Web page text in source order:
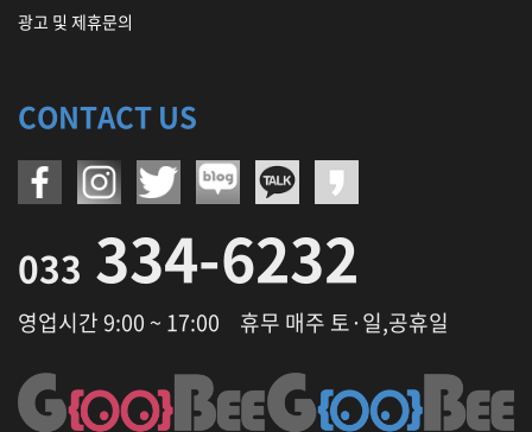
광고 및 제휴문의
CONTACT US
033 334-6232
영업시간 9:00 ~ 17:00 휴무 매주 토·일,공휴일